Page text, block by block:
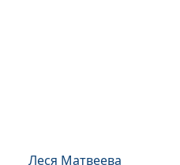
Леся Матвеева